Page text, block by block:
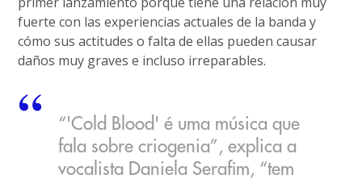
fuerte con las experiencias actuales de la banda y
cómo sus actitudes o falta de ellas pueden causar
daños muy graves e incluso irreparables.
“'Cold Blood' é uma música que
fala sobre criogenia”, explica a
vocalista Daniela Serafim, “tem